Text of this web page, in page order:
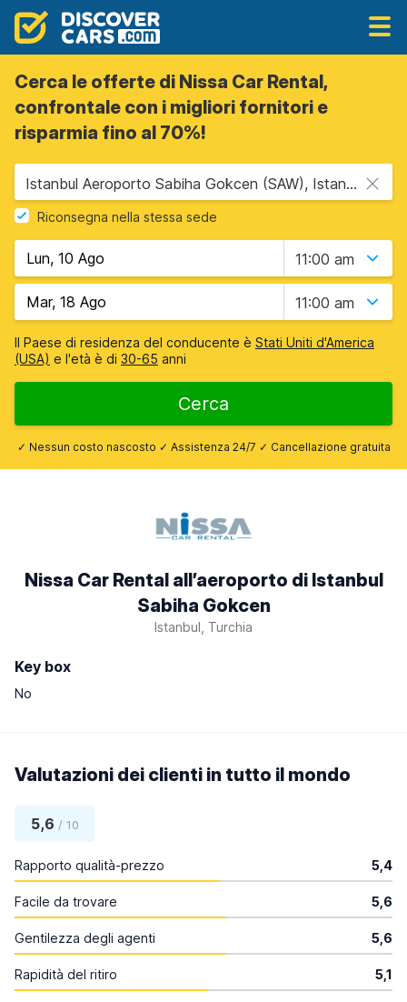
Cerca le offerte di Nissa Car Rental,
confrontale con i migliori fornitori e
risparmia fino al 70%!
Istanbul Aeroporto Sabiha Gokcen (SAW), Istanbul, Turchia
Riconsegna nella stessa sede
11:00 am
11:00 am
Il Paese di residenza del conducente è Stati Uniti d'America
(USA) e l'età è di 30-65 anni
Cerca
✓ Nessun costo nascosto ✓ Assistenza 24/7 ✓ Cancellazione gratuita
Nissa Car Rental all’aeroporto di Istanbul
Sabiha Gokcen
Istanbul, Turchia
Key box
No
Valutazioni dei clienti in tutto il mondo
5,6 / 10
Rapporto qualità-prezzo 5,4
Facile da trovare 5,6
Gentilezza degli agenti 5,6
Rapidità del ritiro 5,1